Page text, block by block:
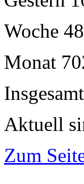
Woche
Monat
Insgesamt
Aktuell
Zum